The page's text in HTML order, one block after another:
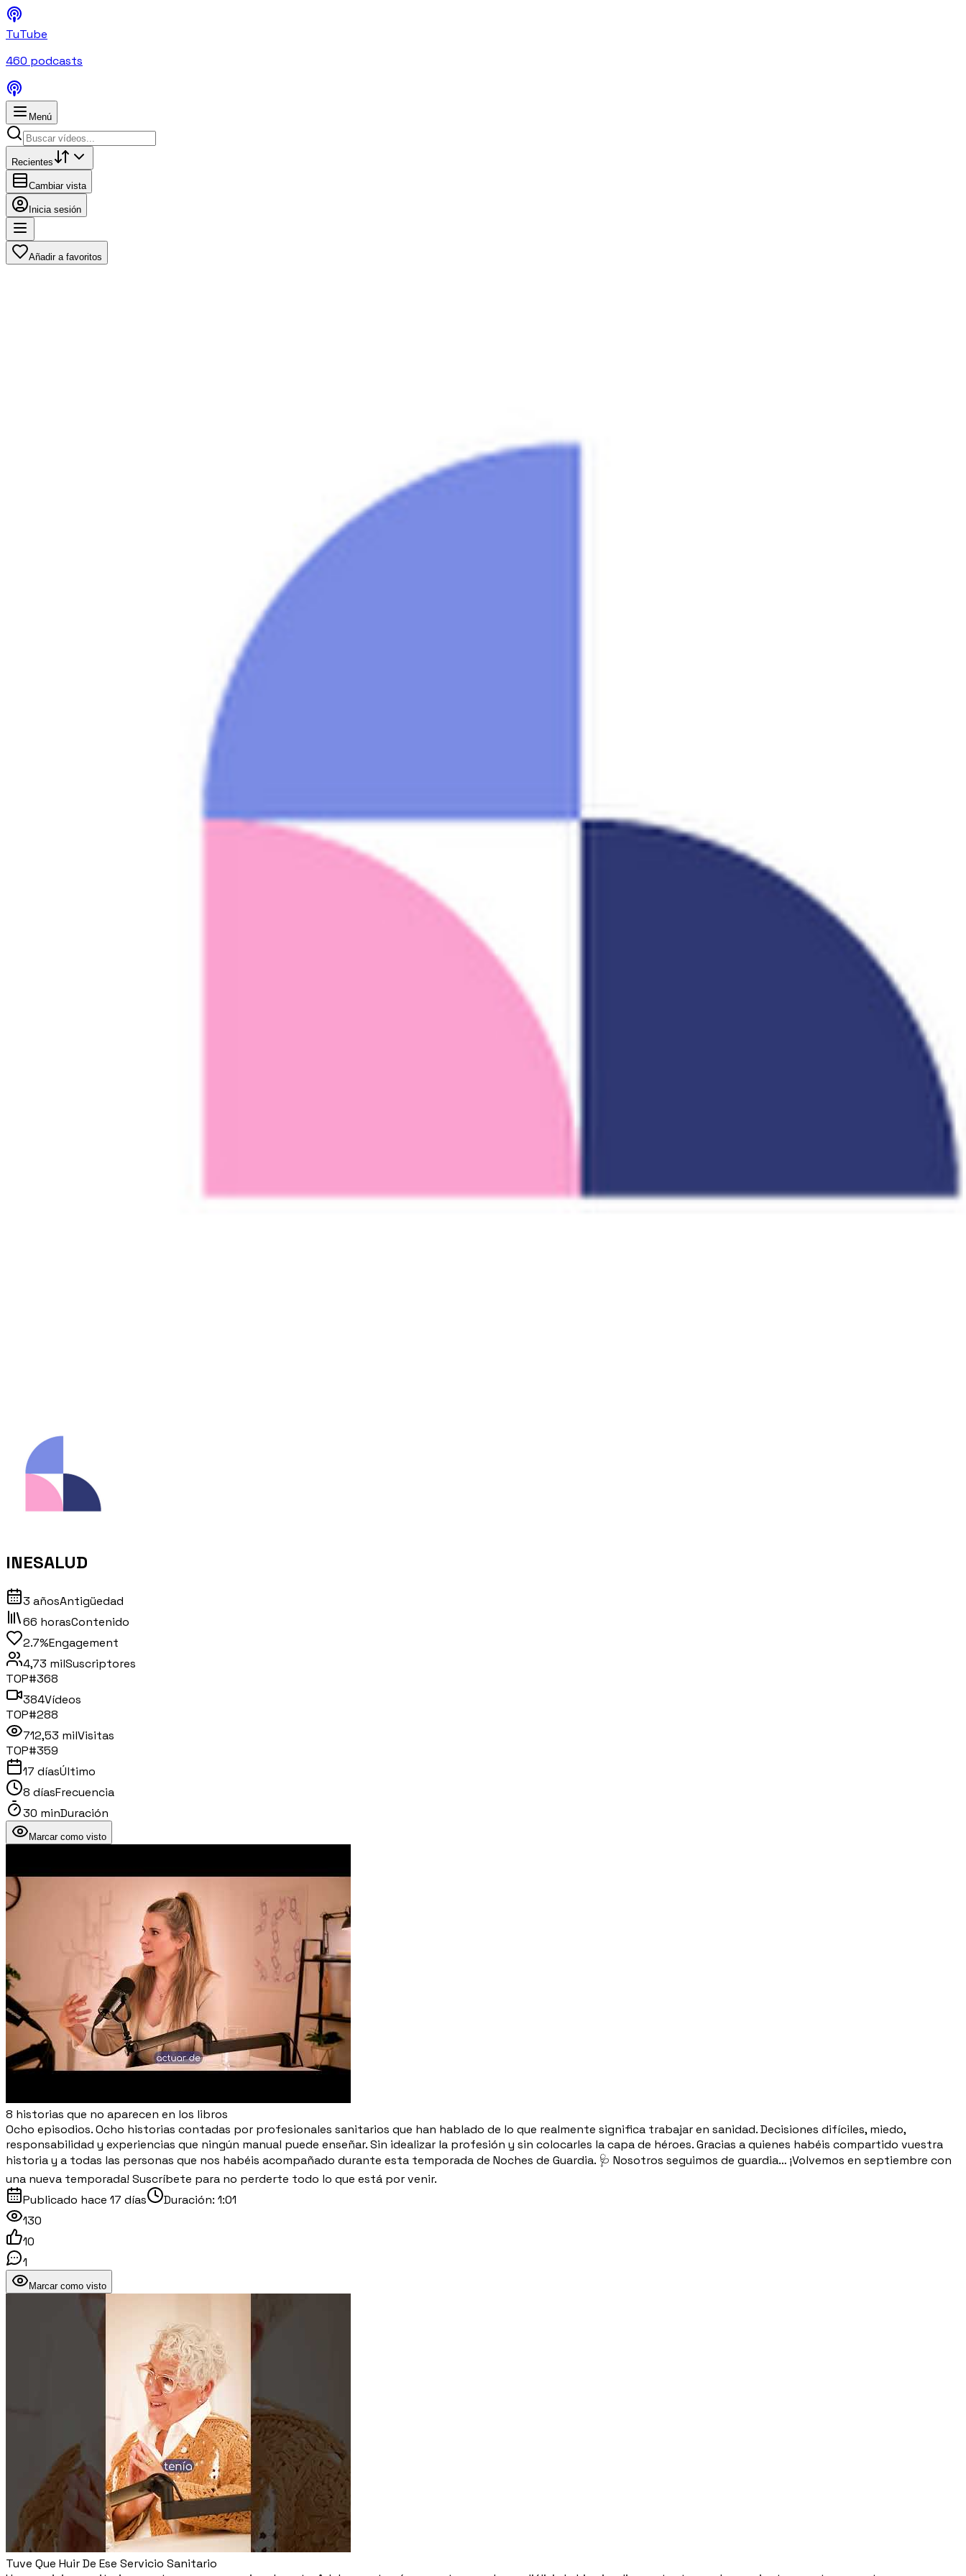
TuTube
460 podcasts
Menú
Recientes
Cambiar vista
Inicia sesión
Añadir a favoritos
INESALUD
3 añosAntigüedad
66 horasContenido
2.7%Engagement
4,73 milSuscriptores
TOP#368
384Vídeos
TOP#288
712,53 milVisitas
TOP#359
17 díasÚltimo
8 díasFrecuencia
30 minDuración
Marcar como visto
8 historias que no aparecen en los libros
Ocho episodios. Ocho historias contadas por profesionales sanitarios que han hablado de lo que realmente significa trabajar en sanidad. Decisiones difíciles, miedo,
responsabilidad y experiencias que ningún manual puede enseñar. Sin idealizar la profesión y sin colocarles la capa de héroes. Gracias a quienes habéis compartido vuestra
historia y a todas las personas que nos habéis acompañado durante esta temporada de Noches de Guardia. 🩺 Nosotros seguimos de guardia… ¡Volvemos en septiembre con
una nueva temporada! Suscríbete para no perderte todo lo que está por venir.
Publicado hace 17 días Duración: 1:01
130
10
1
Marcar como visto
Tuve Que Huir De Ese Servicio Sanitario